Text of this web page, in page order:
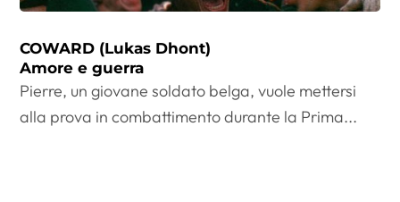
COWARD (Lukas Dhont)
Amore e guerra
Pierre, un giovane soldato belga, vuole mettersi
alla prova in combattimento durante la Prima...